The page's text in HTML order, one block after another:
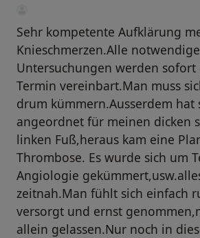
Sehr kompetente Aufklärung
Knieschmerzen.Alle
Untersuchungen werden
Termin vereinbart.Man muss
drum kümmern.Ausserdem hat
angeordnet für meinen dicken
linken Fuß,heraus kam eine
Thrombose. Es wurde sich um
Angiologie
zeitnah.Man fühlt sich einfach
versorgt und ernst
allein gelassen.Nur noch in